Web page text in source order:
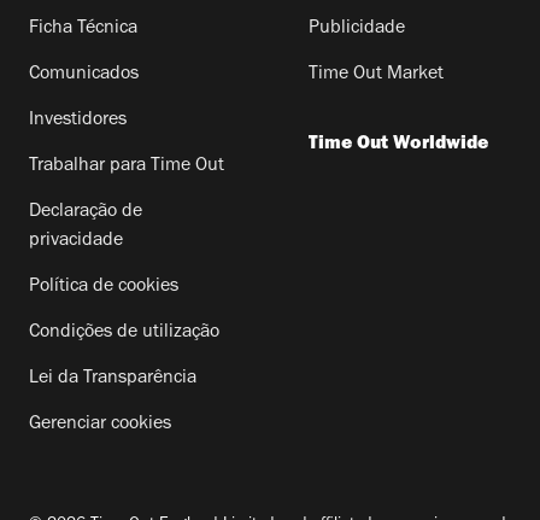
Ficha Técnica
Comunicados
Investidores
Trabalhar para Time Out
Declaração de
privacidade
Política de cookies
Condições de utilização
Lei da Transparência
Gerenciar cookies
Publicidade
Time Out Market
Time Out Worldwide